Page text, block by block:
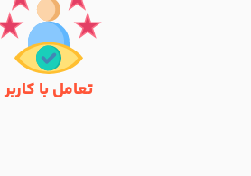
تعامل با کاربر